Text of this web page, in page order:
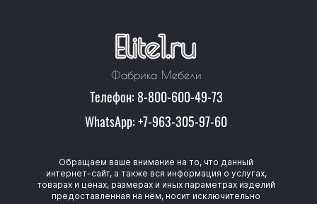
Фабрика Мебели
Телефон: 8-800-600-49-73
WhatsApp: +7-963-305-97-60
Обращаем ваше внимание на то, что данный
интернет-сайт, а также вся информация о услугах,
товарах и ценах, размерах и иных параметрах изделий
предоставленная на нём, носит исключительно